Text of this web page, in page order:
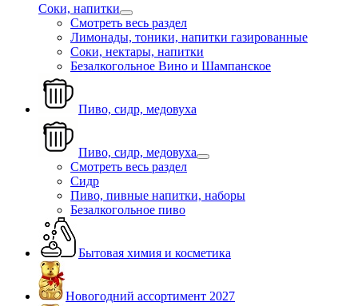
Соки, напитки
Смотреть весь раздел
Лимонады, тоники, напитки газированные
Соки, нектары, напитки
Безалкогольное Вино и Шампанское
Пиво, сидр, медовуха
Пиво, сидр, медовуха
Смотреть весь раздел
Сидр
Пиво, пивные напитки, наборы
Безалкогольное пиво
Бытовая химия и косметика
Новогодний ассортимент 2027